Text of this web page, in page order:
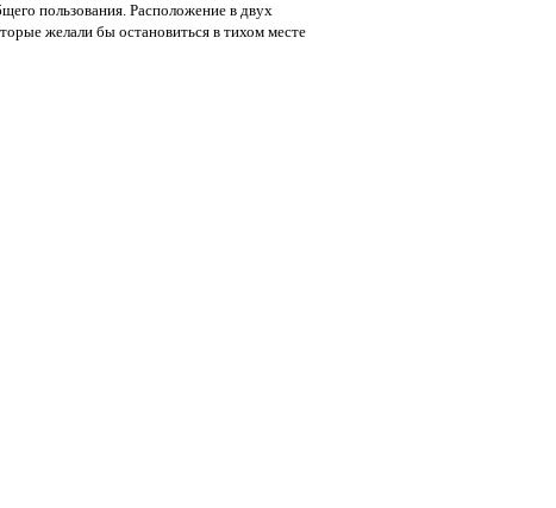
пользования. Расположение в двух
желали бы остановиться в тихом месте